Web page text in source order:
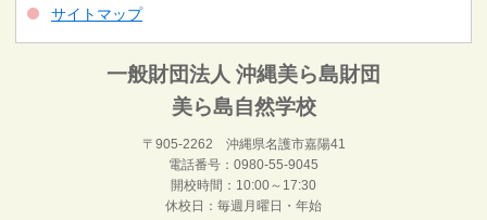
サイトマップ
一般財団法人 沖縄美ら島財団
美ら島自然学校
〒905-2262 沖縄県名護市嘉陽41
電話番号：0980-55-9045
開校時間：10:00～17:30
休校日：毎週月曜日・年始